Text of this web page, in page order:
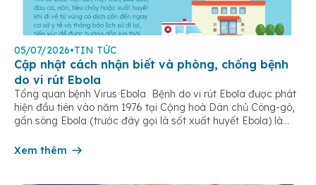
05/07/2026•TIN TỨC
Cập nhật cách nhận biết và phòng, chống bệnh
do vi rút Ebola
Tổng quan bệnh Virus Ebola Bệnh do vi rút Ebola được phát
hiện đầu tiên vào năm 1976 tại Cộng hoà Dân chủ Công-gô,
gần sông Ebola (trước đây gọi là sốt xuất huyết Ebola) là
dịch. Bệnh lây truyền do tiếp xúc trực […]
Xem thêm